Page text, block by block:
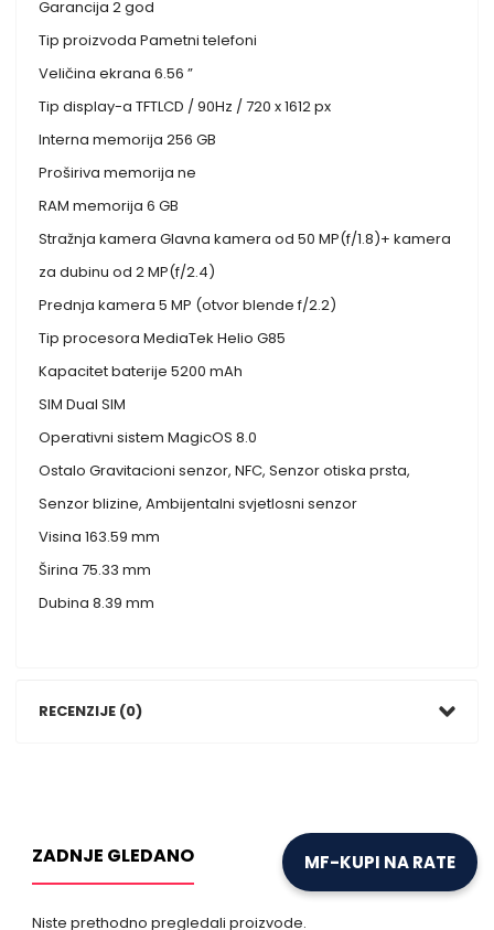
Garancija 2 god
Tip proizvoda Pametni telefoni
Veličina ekrana 6.56 ”
Tip display-a TFTLCD / 90Hz / 720 x 1612 px
Interna memorija 256 GB
Proširiva memorija ne
RAM memorija 6 GB
Stražnja kamera Glavna kamera od 50 MP(f/1.8)+ kamera
za dubinu od 2 MP(f/2.4)
Prednja kamera 5 MP (otvor blende f/2.2)
Tip procesora MediaTek Helio G85
Kapacitet baterije 5200 mAh
SIM Dual SIM
Operativni sistem MagicOS 8.0
Ostalo Gravitacioni senzor, NFC, Senzor otiska prsta,
Senzor blizine, Ambijentalni svjetlosni senzor
Visina 163.59 mm
Širina 75.33 mm
Dubina 8.39 mm
RECENZIJE (0)
ZADNJE GLEDANO
Niste prethodno pregledali proizvode.
MF-KUPI NA RATE